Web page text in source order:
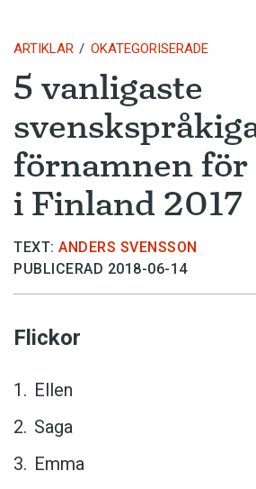
ARTIKLAR OKATEGORISERADE
5 vanligaste
förnamnen
i Finland 2017
TEXT: ANDERS SVENSSON
PUBLICERAD 2018-06-14
Flickor
Ellen
Saga
Emma